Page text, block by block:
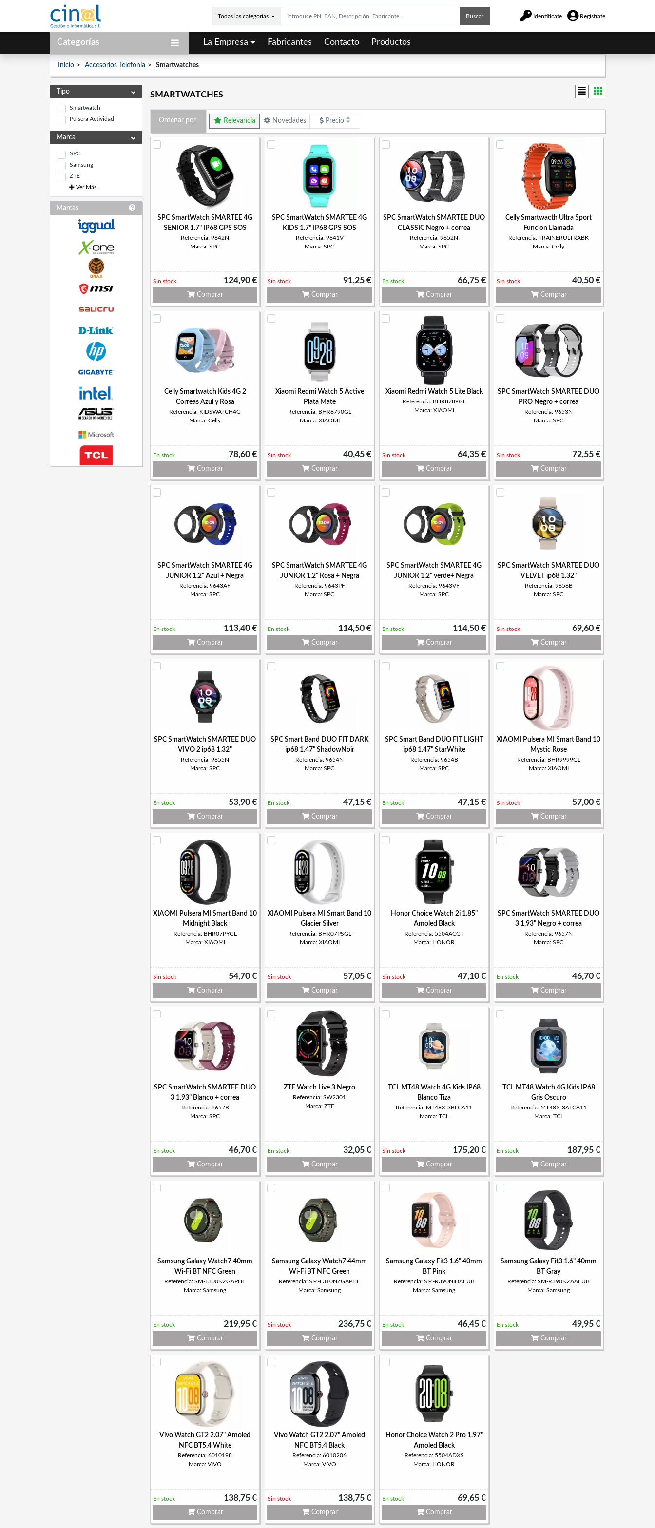
Todas las categorías Buscar Identifícate Regístrate
Categorías La Empresa Fabricantes Contacto Productos
Inicio Accesorios Telefonía Smartwatches
Tipo
Smartwatch
Pulsera Actividad
Marca
SPC
Samsung
ZTE
Ver Más...
Marcas
SMARTWATCHES
Ordenar por Relevancia Novedades Precio
SPC SmartWatch SMARTEE 4G
SENIOR 1.7" IP68 GPS SOS
Referencia: 9642N
Marca: SPC
124,90 €
Sin stock
Comprar
SPC SmartWatch SMARTEE 4G
KIDS 1.7" IP68 GPS SOS
Referencia: 9641V
Marca: SPC
91,25 €
Sin stock
Comprar
SPC SmartWatch SMARTEE DUO
CLASSIC Negro + correa
Referencia: 9652N
Marca: SPC
66,75 €
En stock
Comprar
Celly Smartwacth Ultra Sport
Funcion Llamada
Referencia: TRAINERULTRABK
Marca: Celly
40,50 €
Sin stock
Comprar
Celly Smartwatch Kids 4G 2
Correas Azul y Rosa
Referencia: KIDSWATCH4G
Marca: Celly
78,60 €
En stock
Comprar
Xiaomi Redmi Watch 5 Active
Plata Mate
Referencia: BHR8790GL
Marca: XIAOMI
40,45 €
Sin stock
Comprar
Xiaomi Redmi Watch 5 Lite Black
Referencia: BHR8789GL
Marca: XIAOMI
64,35 €
Sin stock
Comprar
SPC SmartWatch SMARTEE DUO
PRO Negro + correa
Referencia: 9653N
Marca: SPC
72,55 €
Sin stock
Comprar
SPC SmartWatch SMARTEE 4G
JUNIOR 1.2" Azul + Negra
Referencia: 9643AF
Marca: SPC
113,40 €
En stock
Comprar
SPC SmartWatch SMARTEE 4G
JUNIOR 1.2" Rosa + Negra
Referencia: 9643PF
Marca: SPC
114,50 €
En stock
Comprar
SPC SmartWatch SMARTEE 4G
JUNIOR 1.2" verde+ Negra
Referencia: 9643VF
Marca: SPC
114,50 €
En stock
Comprar
SPC SmartWatch SMARTEE DUO
VELVET ip68 1.32"
Referencia: 9656B
Marca: SPC
69,60 €
Sin stock
Comprar
SPC SmartWatch SMARTEE DUO
VIVO 2 ip68 1.32"
Referencia: 9655N
Marca: SPC
53,90 €
En stock
Comprar
SPC Smart Band DUO FIT DARK
ip68 1.47" ShadowNoir
Referencia: 9654N
Marca: SPC
47,15 €
En stock
Comprar
SPC Smart Band DUO FIT LIGHT
ip68 1.47" StarWhite
Referencia: 9654B
Marca: SPC
47,15 €
En stock
Comprar
XIAOMI Pulsera MI Smart Band 10
Mystic Rose
Referencia: BHR9999GL
Marca: XIAOMI
57,00 €
Sin stock
Comprar
XIAOMI Pulsera MI Smart Band 10
Midnight Black
Referencia: BHR07PYGL
Marca: XIAOMI
54,70 €
Sin stock
Comprar
XIAOMI Pulsera MI Smart Band 10
Glacier Silver
Referencia: BHR07PSGL
Marca: XIAOMI
57,05 €
Sin stock
Comprar
Honor Choice Watch 2i 1.85"
Amoled Black
Referencia: 5504ACGT
Marca: HONOR
47,10 €
Sin stock
Comprar
SPC SmartWatch SMARTEE DUO
3 1.93" Negro + correa
Referencia: 9657N
Marca: SPC
46,70 €
En stock
Comprar
SPC SmartWatch SMARTEE DUO
3 1.93" Blanco + correa
Referencia: 9657B
Marca: SPC
46,70 €
En stock
Comprar
ZTE Watch Live 3 Negro
Referencia: SW2301
Marca: ZTE
32,05 €
En stock
Comprar
TCL MT48 Watch 4G Kids IP68
Blanco Tiza
Referencia: MT48X-3BLCA11
Marca: TCL
175,20 €
Sin stock
Comprar
TCL MT48 Watch 4G Kids IP68
Gris Oscuro
Referencia: MT48X-3ALCA11
Marca: TCL
187,95 €
En stock
Comprar
Samsung Galaxy Watch7 40mm
Wi-Fi BT NFC Green
Referencia: SM-L300NZGAPHE
Marca: Samsung
219,95 €
En stock
Comprar
Samsung Galaxy Watch7 44mm
Wi-Fi BT NFC Green
Referencia: SM-L310NZGAPHE
Marca: Samsung
236,75 €
Sin stock
Comprar
Samsung Galaxy Fit3 1.6" 40mm
BT Pink
Referencia: SM-R390NIDAEUB
Marca: Samsung
46,45 €
En stock
Comprar
Samsung Galaxy Fit3 1.6" 40mm
BT Gray
Referencia: SM-R390NZAAEUB
Marca: Samsung
49,95 €
En stock
Comprar
Vivo Watch GT2 2.07" Amoled
NFC BT5.4 White
Referencia: 6010198
Marca: VIVO
138,75 €
En stock
Comprar
Vivo Watch GT2 2.07" Amoled
NFC BT5.4 Black
Referencia: 6010206
Marca: VIVO
138,75 €
Sin stock
Comprar
Honor Choice Watch 2 Pro 1.97"
Amoled Black
Referencia: 5504ADXS
Marca: HONOR
69,65 €
En stock
Comprar